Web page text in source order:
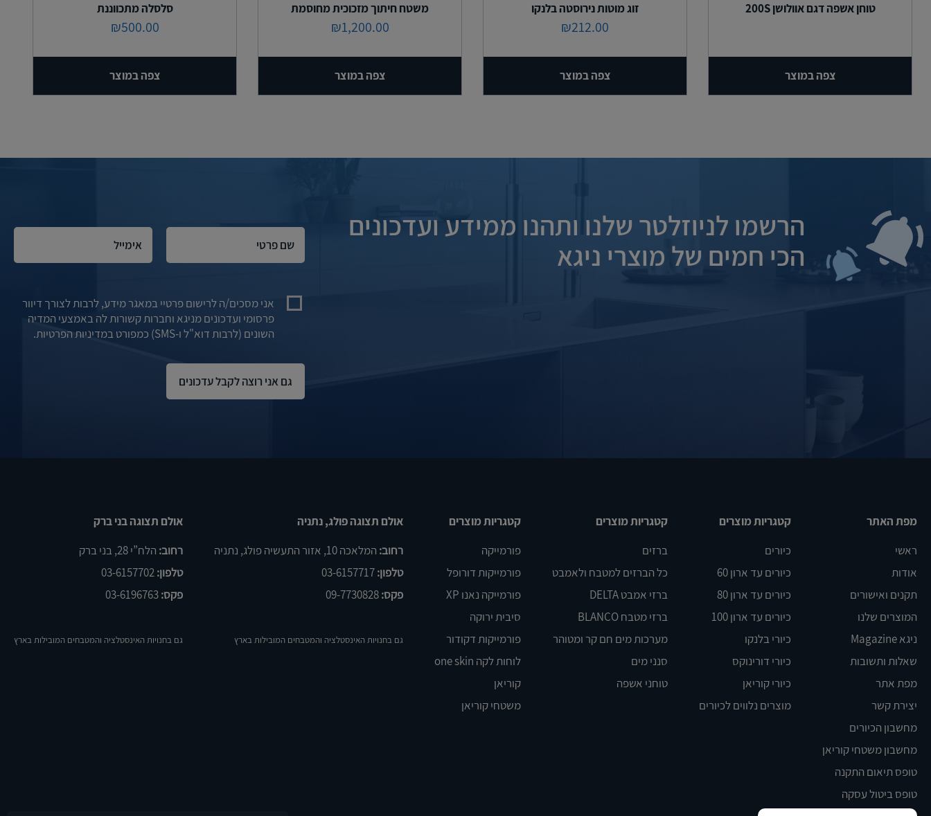
טוחן אשפה דגם אוולושן 200S
צפה במוצר
זוג מוטות נירוסטה בלנקו
₪212.00
צפה במוצר
משטח חיתוך מזכוכית מחוסמת
₪1,200.00
צפה במוצר
סלסלה מתכווננת
₪500.00
צפה במוצר
הרשמו לניוזלטר שלנו ותהנו ממידע ועדכונים
הכי חמים של מוצרי ניגא
אני מסכים/ה לרישום פרטיי במאגר מידע, לרבות לצורך דיוור
פרסומי ועדכונים מניגא וחברות קשורות לה באמצעי המדיה
השונים (לרבות דוא"ל ו-SMS) כמפורט במדיניות הפרטיות.
מפת האתר
ראשי
אודות
תקנים ואישורים
המוצרים שלנו
ניגא Magazine
שאלות ותשובות
מפת אתר
יצירת קשר
מחשבון הכיורים
מחשבון משטחי קוריאן
טופס תיאום התקנה
טופס ביטול עסקה
קטגריות מוצרים
כיורים
כיורים עד ארון 60
כיורים עד ארון 80
כיורים עד ארון 100
כיורי בלנקו
כיורי דורינוקס
כיורי קוריאן
מוצרים נלווים לכיורים
קטגריות מוצרים
ברזים
כל הברזים למטבח ולאמבט
ברזי אמבט DELTA
ברזי מטבח BLANCO
מערכות מים חם קר ומטוהר
סנני מים
טוחני אשפה
קטגריות מוצרים
פורמייקה
פורמייקות דורופל
פורמייקה נאנו XP
סיבית ירוקה
פורמייקות דקודור
לוחות לקה one skin
קוריאן
משטחי קוריאן
אולם תצוגה פולג, נתניה
רחוב: המלאכה 10, אזור התעשיה פולג, נתניה
טלפון:03-6157717
פקס:
גם בחנויות האינסטלציה והמטבחים המובילות בארץ
אולם תצוגה בני ברק
רחוב: הלח”י 28, בני ברק
טלפון:03-6157702
פקס:
גם בחנויות האינסטלציה והמטבחים המובילות בארץ